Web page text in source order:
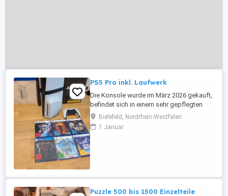
PS5 Pro inkl. Laufwerk
Die Konsole wurde im März 2026 gekauft,
befindet sich in einem sehr gepflegten
Zustand und funktioniert einwandfrei. Sie
wurde ganz normal privat genutzt und
weist keine technischen Probleme oder
Bielefeld, Nordrhein-Westfalen
1 Januar
Puzzle 500 bis 1500 Einzelteile